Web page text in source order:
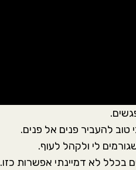
להעביר פנים אל פנים.
לי ולקהל לעוף.
בכלל לא דמיינתי אפשרות כזו.